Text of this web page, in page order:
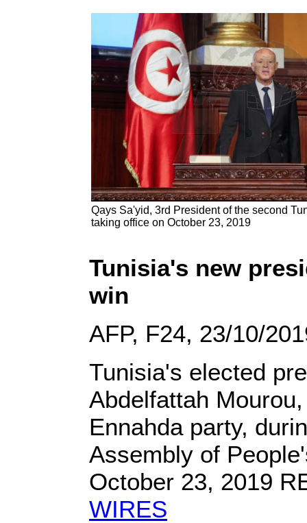
Qays Sa'yid, 3rd President of the second
taking office on October 23, 2019
Tunisia's new
win
AFP, F24, 23/10/
Tunisia's elected
Abdelfattah
Ennahda party,
Assembly of
October 23, 2019
WIRES